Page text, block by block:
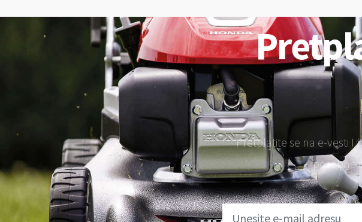
Pretplatite se na e-vesti I
posebne